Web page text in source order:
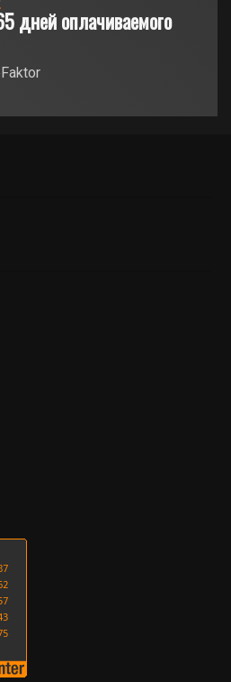
дней оплачиваемого